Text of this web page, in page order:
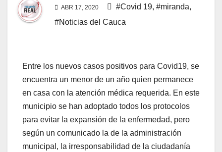
ABR 17, 2020 #Covid 19, #miranda,
#Noticias del Cauca
Entre los nuevos casos positivos para Covid19, se
encuentra un menor de un año quien permanece
en casa con la atención médica requerida. En este
municipio se han adoptado todos los protocolos
para evitar la expansión de la enfermedad, pero
según un comunicado la de la administración
municipal, la irresponsabilidad de la ciudadanía